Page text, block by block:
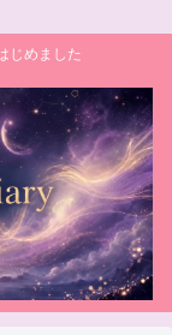
じめました